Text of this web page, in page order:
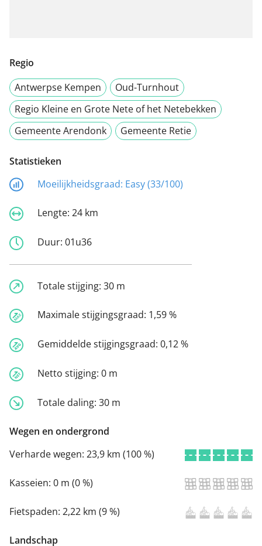
Regio
Antwerpse Kempen
Oud-Turnhout
Regio Kleine en Grote Nete of het Netebekken
Gemeente Arendonk
Gemeente Retie
Statistieken
Moeilijkheidsgraad: Easy (33/100)
Lengte: 24 km
Duur: 01u36
Totale stijging: 30 m
Maximale stijgingsgraad: 1,59 %
Gemiddelde stijgingsgraad: 0,12 %
Netto stijging: 0 m
Totale daling: 30 m
Wegen en ondergrond
Verharde wegen: 23,9 km (100 %)
Kasseien: 0 m (0 %)
Fietspaden: 2,22 km (9 %)
Landschap